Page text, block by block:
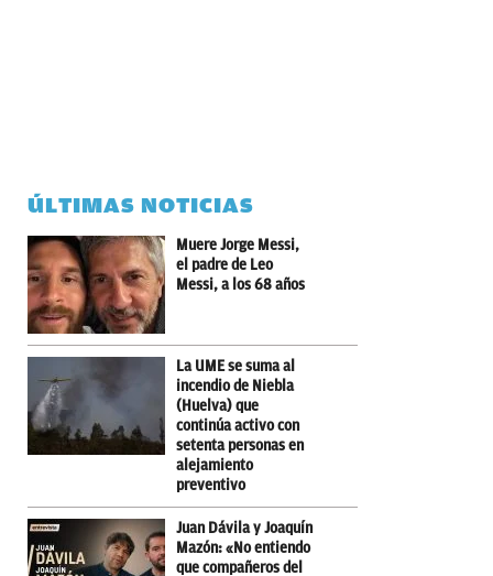
ÚLTIMAS NOTICIAS
Muere Jorge Messi,
el padre de Leo
Messi, a los 68 años
La UME se suma al
incendio de Niebla
(Huelva) que
continúa activo con
setenta personas en
alejamiento
preventivo
Juan Dávila y Joaquín
Mazón: «No entiendo
que compañeros del